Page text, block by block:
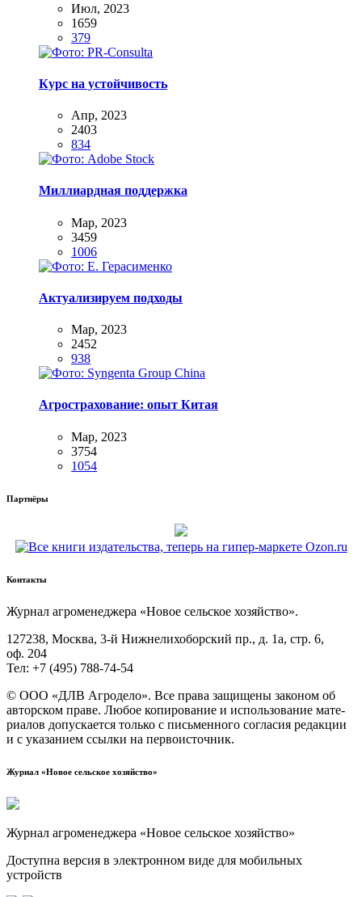
Июл, 2023
1659
379
Курс на устойчивость
Апр, 2023
2403
834
Миллиардная поддержка
Мар, 2023
3459
1006
Актуализируем подходы
Мар, 2023
2452
938
Агрострахование: опыт Китая
Мар, 2023
3754
1054
Партнёры
Контакты
Жур­нал агро­ме­не­дже­ра «Новое сель­ское хозяйство».
127238, Москва, 3‑й Ниж­не­ли­хо­бор­ский пр., д. 1а, стр. 6,
оф. 204
Тел: +7 (495) 788‑74‑54
© ООО «ДЛВ Агро­де­ло». Все пра­ва защи­ще­ны зако­ном об
автор­ском пра­ве. Любое копи­ро­ва­ние и исполь­зо­ва­ние мате­
ри­а­лов допус­ка­ет­ся толь­ко с пись­мен­но­го согла­сия редак­ции
и с ука­за­ни­ем ссыл­ки на первоисточник.
Журнал «Новое сельское хозяйство»
Журнал агроменеджера «Новое сельское хозяйство»
Доступна версия в электронном виде для мобильных
устройств